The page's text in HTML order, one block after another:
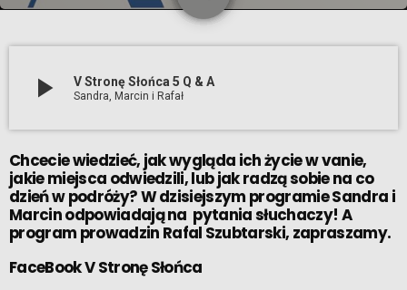
play_arrow V Stronę Słońca 5 Q & A
Sandra, Marcin i Rafał
Chcecie wiedzieć, jak wygląda ich życie w vanie,
jakie miejsca odwiedzili, lub jak radzą sobie na co
dzień w podróży? W dzisiejszym programie Sandra i
Marcin odpowiadają na pytania słuchaczy! A
program prowadzin Rafal Szubtarski, zapraszamy.
FaceBook V Stronę Słońca